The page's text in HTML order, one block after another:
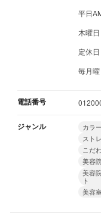
平日
木曜
定休日
毎月
電話番号
ジャンル カラー
スト
こだ
美容
美容
ト
美容